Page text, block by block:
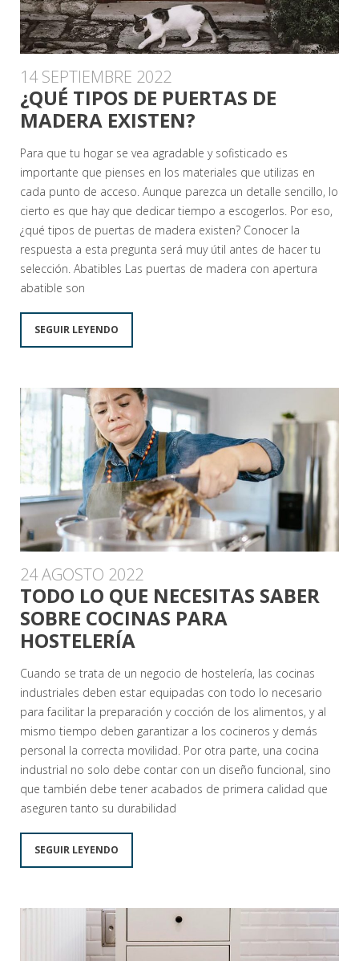
14 SEPTIEMBRE 2022
¿QUÉ TIPOS DE PUERTAS DE
MADERA EXISTEN?
Para que tu hogar se vea agradable y sofisticado es
importante que pienses en los materiales que utilizas en
cada punto de acceso. Aunque parezca un detalle sencillo, lo
cierto es que hay que dedicar tiempo a escogerlos. Por eso,
¿qué tipos de puertas de madera existen? Conocer la
respuesta a esta pregunta será muy útil antes de hacer tu
selección. Abatibles Las puertas de madera con apertura
abatible son
SEGUIR LEYENDO
24 AGOSTO 2022
TODO LO QUE NECESITAS SABER
SOBRE COCINAS PARA
HOSTELERÍA
Cuando se trata de un negocio de hostelería, las cocinas
industriales deben estar equipadas con todo lo necesario
para facilitar la preparación y cocción de los alimentos, y al
mismo tiempo deben garantizar a los cocineros y demás
personal la correcta movilidad. Por otra parte, una cocina
industrial no solo debe contar con un diseño funcional, sino
que también debe tener acabados de primera calidad que
aseguren tanto su durabilidad
SEGUIR LEYENDO